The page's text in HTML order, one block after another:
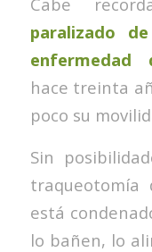
paralizado
enfermedad
hace treinta
poco su
Sin
traqueotomía
está
lo bañen, lo